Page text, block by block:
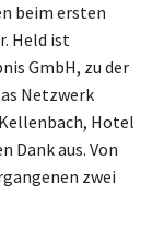
beim ersten
Held ist
GmbH, zu der
Netzwerk
Hotel
Dank aus. Von
zwei